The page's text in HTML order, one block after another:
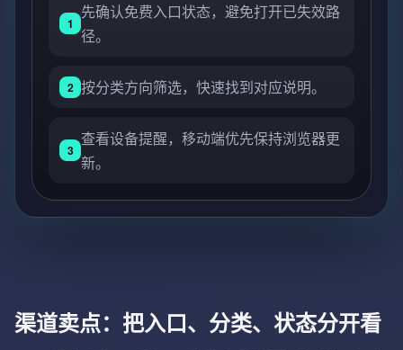
1
先确认免费入口状态，避免打开已失效路
径。
2 按分类方向筛选，快速找到对应说明。
3
查看设备提醒，移动端优先保持浏览器更
新。
渠道卖点：把入口、分类、状态分开看